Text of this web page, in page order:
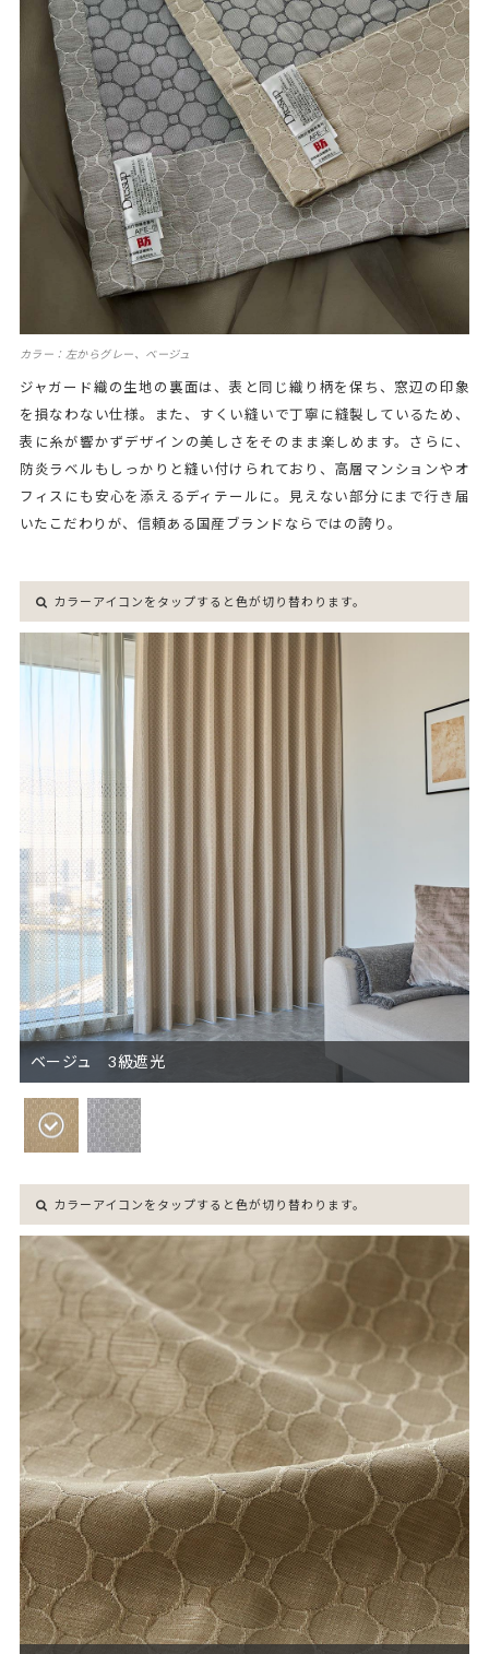
カラー：左からグレー、ベージュ
ジャガード織の生地の裏面は、表と同じ織り柄を保ち、窓辺の印象
を損なわない仕様。また、すくい縫いで丁寧に縫製しているため、
表に糸が響かずデザインの美しさをそのまま楽しめます。さらに、
防炎ラベルもしっかりと縫い付けられており、高層マンションやオ
フィスにも安心を添えるディテールに。見えない部分にまで行き届
いたこだわりが、信頼ある国産ブランドならではの誇り。
カラーアイコンをタップすると色が切り替わります。
ベージュ 3級遮光
カラーアイコンをタップすると色が切り替わります。